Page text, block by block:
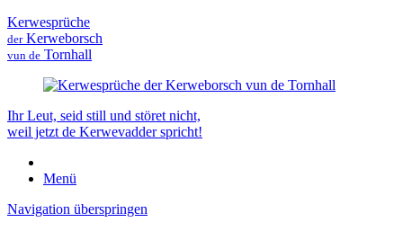
Kerwesprüche
derKerweborsch
vun de Tornhall
Ihr Leut, seid still und störet nicht,
weil jetzt de Kerwevadder spricht!
Menü
Navigation überspringen